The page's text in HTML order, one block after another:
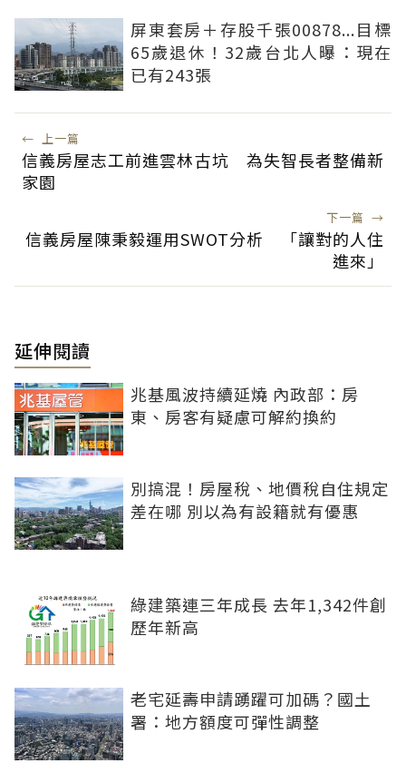
屏東套房＋存股千張00878...目標
65歲退休！32歲台北人曝：現在
已有243張
← 上一篇
信義房屋志工前進雲林古坑 為失智長者整備新
家園
下一篇 →
信義房屋陳秉毅運用SWOT分析 「讓對的人住
進來」
延伸閱讀
兆基風波持續延燒 內政部：房
東、房客有疑慮可解約換約
別搞混！房屋稅、地價稅自住規定
差在哪 別以為有設籍就有優惠
綠建築連三年成長 去年1,342件創
歷年新高
老宅延壽申請踴躍可加碼？國土
署：地方額度可彈性調整